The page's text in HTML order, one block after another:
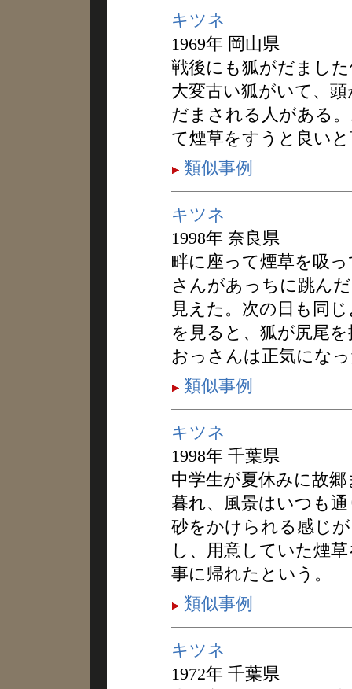
キツネ
1969年 岡山県
戦後にも狐がだまし
大変古い狐がいて、
だまされる人がある
て煙草をすうと良い
類似事例
キツネ
1998年 奈良県
畔に座って煙草を吸
さんがあっちに跳ん
見えた。次の日も同
を見ると、狐が尻尾
おっさんは正気にな
類似事例
キツネ
1998年 千葉県
中学生が夏休みに故
暮れ、風景はいつも
砂をかけられる感じ
し、用意していた煙
事に帰れたという。
類似事例
キツネ
1972年 千葉県